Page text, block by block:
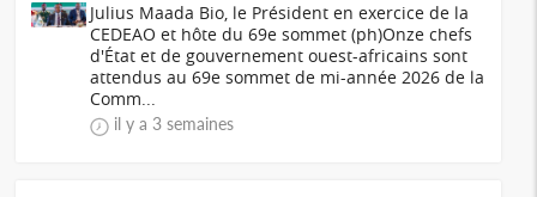
Julius Maada Bio, le Président en exercice de la
CEDEAO et hôte du 69e sommet (ph)Onze chefs
d'État et de gouvernement ouest-africains sont
attendus au 69e sommet de mi-année 2026 de la
Comm...
il y a 3 semaines